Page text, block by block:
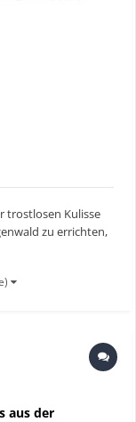
trostlosen Kulisse
zu errichten,
in diesem Jahr
aus der